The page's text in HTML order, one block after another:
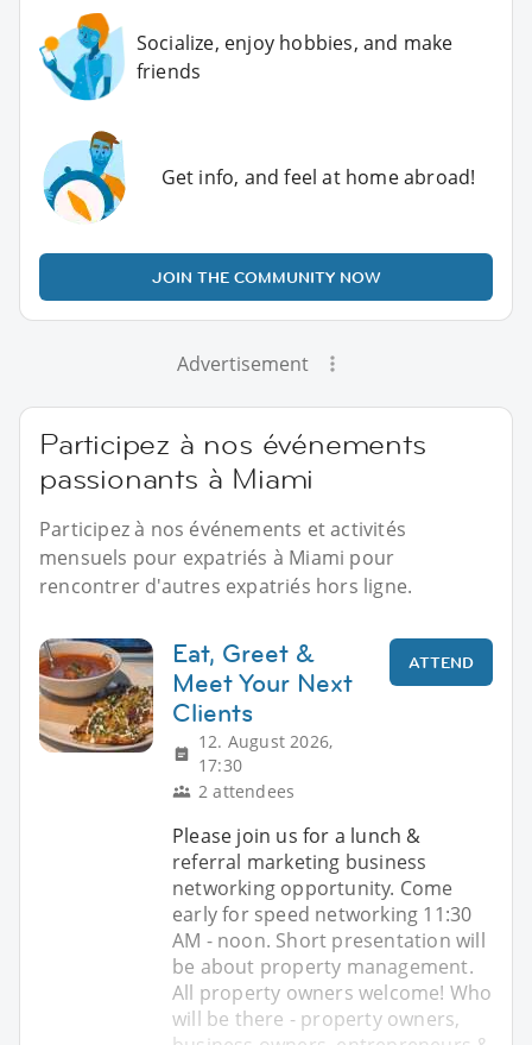
Socialize, enjoy hobbies, and make
friends
Get info, and feel at home abroad!
JOIN THE COMMUNITY NOW
Advertisement
Participez à nos événements
passionants à Miami
Participez à nos événements et activités
mensuels pour expatriés à Miami pour
rencontrer d'autres expatriés hors ligne.
Eat, Greet &
Meet Your Next
Clients
12. August 2026,
17:30
2 attendees
ATTEND
Please join us for a lunch &
referral marketing business
networking opportunity. Come
early for speed networking 11:30
AM - noon. Short presentation will
be about property management.
All property owners welcome! Who
will be there - property owners,